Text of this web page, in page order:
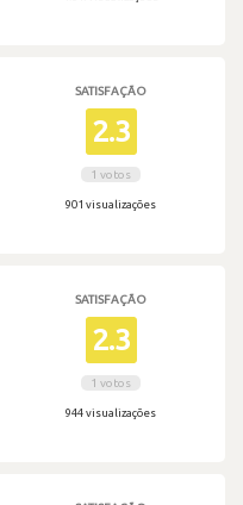
SATISFAÇÃO
2.3
1 votos
901 visualizações
SATISFAÇÃO
2.3
1 votos
944 visualizações